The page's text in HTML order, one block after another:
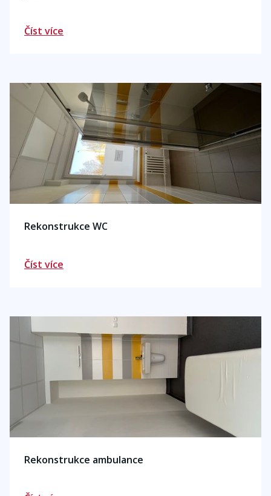
Číst více
Rekonstrukce WC
Číst více
Rekonstrukce ambulance